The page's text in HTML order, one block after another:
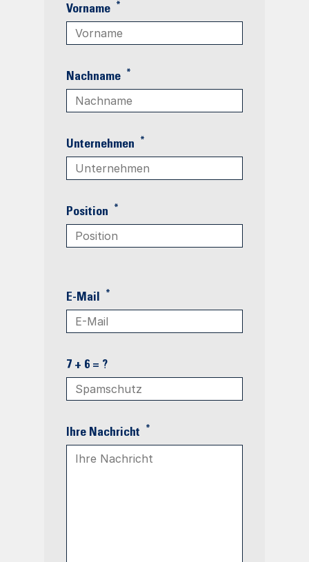
Vorname *
Nachname *
Unternehmen *
Position *
E-Mail *
7 + 6 = ?
Ihre Nachricht *